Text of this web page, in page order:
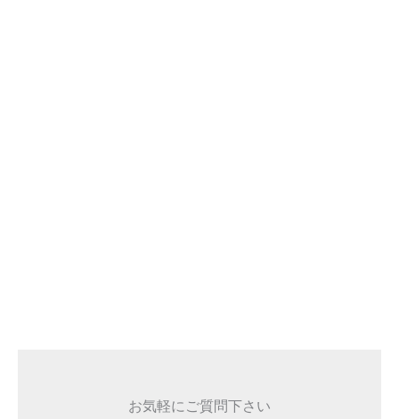
お気軽にご質問下さい